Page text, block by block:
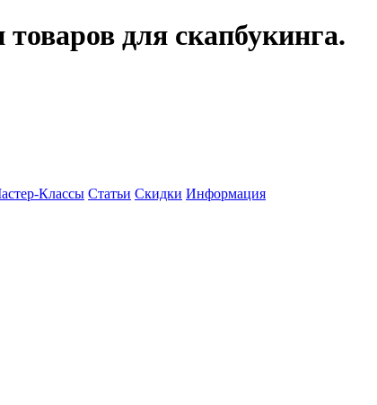
для скапбукинга.
Классы Статьи Скидки Информация